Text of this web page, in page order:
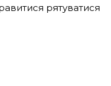
рятуватися